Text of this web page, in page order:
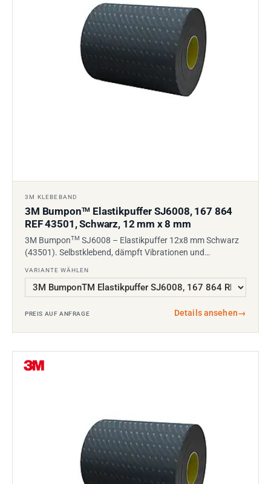
3M KLEBEBAND
3M BumponTM Elastikpuffer SJ6008, 167 864
REF 43501, Schwarz, 12 mm x 8 mm
3M BumponTM SJ6008 – Elastikpuffer 12x8 mm Schwarz
(43501). Selbstklebend, dämpft Vibrationen und…
VARIANTE WÄHLEN
PREIS AUF ANFRAGE Details ansehen→